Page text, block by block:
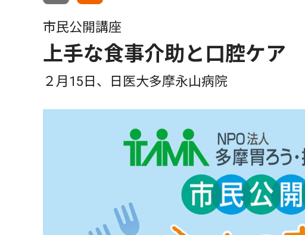
市民公開講座
上手な食事介助と口腔ケア
２月15日、日医大多摩永山病院